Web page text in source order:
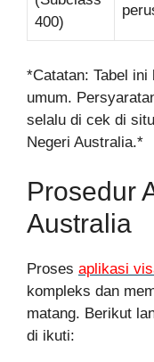
400)
*Catatan: Tabel ini
umum.
selalu di cek di
Negeri Australia.*
Prosedur
Australia
Proses aplikasi
kompleks dan
matang. Berikut
di ikuti: